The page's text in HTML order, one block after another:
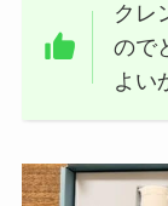
クレ
ので
よい